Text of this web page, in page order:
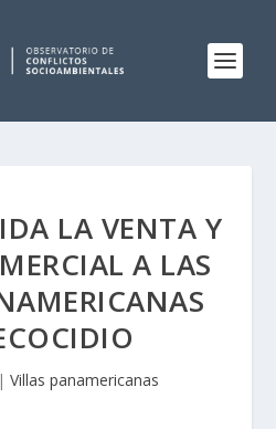
LA VENTA Y
A LAS
| Villas panamericanas